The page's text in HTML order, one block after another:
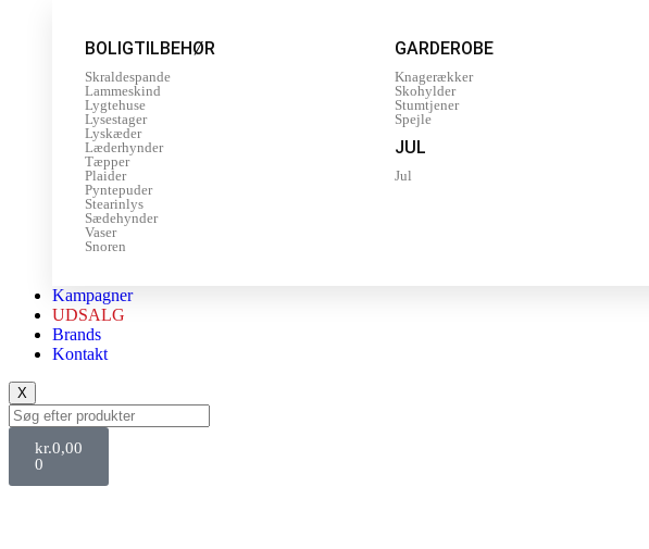
BOLIGTILBEHØR
Skraldespande
Lammeskind
Lygtehuse
Lysestager
Lyskæder
Læderhynder
Tæpper
Plaider
Pyntepuder
Stearinlys
Sædehynder
Vaser
Snoren
GARDEROBE
Knagerækker
Skohylder
Stumtjener
Spejle
JUL
Jul
Kampagner
UDSALG
Brands
Kontakt
X
kr.0,00
0